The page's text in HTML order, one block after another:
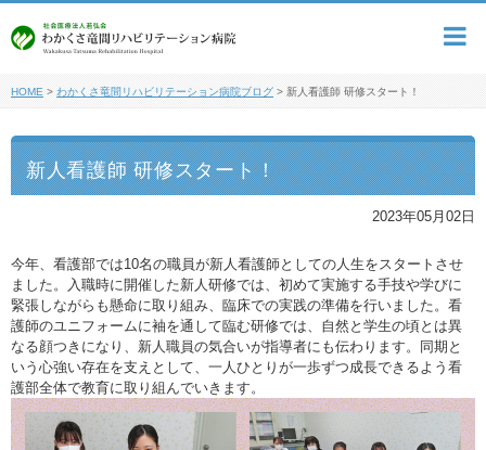
HOME > わかくさ竜間リハビリテーション病院ブログ> 新人看護師 研修スタート！
新人看護師 研修スタート！
2023年05月02日
今年、看護部では10名の職員が新人看護師としての人生をスタートさせ
ました。入職時に開催した新人研修では、初めて実施する手技や学びに
緊張しながらも懸命に取り組み、臨床での実践の準備を行いました。看
護師のユニフォームに袖を通して臨む研修では、自然と学生の頃とは異
なる顔つきになり、新人職員の気合いが指導者にも伝わります。同期と
いう心強い存在を支えとして、一人ひとりが一歩ずつ成長できるよう看
護部全体で教育に取り組んでいきます。